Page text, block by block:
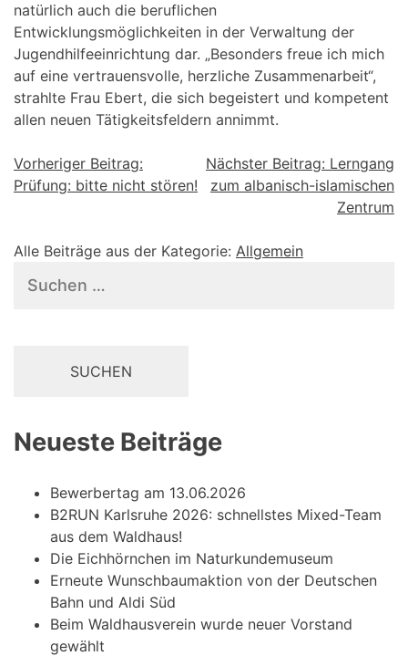
natürlich auch die beruflichen
Entwicklungsmöglichkeiten in der Verwaltung der
Jugendhilfeeinrichtung dar. „Besonders freue ich mich
auf eine vertrauensvolle, herzliche Zusammenarbeit“,
strahlte Frau Ebert, die sich begeistert und kompetent
allen neuen Tätigkeitsfeldern annimmt.
Beitragsnavigation
Vorheriger Beitrag:
Prüfung: bitte nicht stören!
Nächster Beitrag: Lerngang
zum albanisch-islamischen
Zentrum
Alle Beiträge aus der Kategorie: Allgemein
nach:
Neueste Beiträge
Bewerbertag am 13.06.2026
B2RUN Karlsruhe 2026: schnellstes Mixed-Team
aus dem Waldhaus!
Die Eichhörnchen im Naturkundemuseum
Erneute Wunschbaumaktion von der Deutschen
Bahn und Aldi Süd
Beim Waldhausverein wurde neuer Vorstand
gewählt